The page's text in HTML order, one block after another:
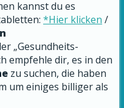
kannst du es
*Hier klicken /
„Gesundheits-
empfehle dir, es in den
zu suchen, die haben
um einiges billiger als